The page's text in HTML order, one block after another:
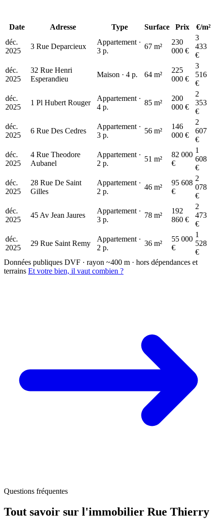
Date Adresse Type Surface Prix
€/m²
déc.
2025
3 Rue Deparcieux
Appartement ·
3 p.
67 m²
230
000 €
3
433
€
déc.
2025
32 Rue Henri
Esperandieu
Maison · 4 p. 64 m²
225
000 €
3
516
€
déc.
2025
1 Pl Hubert Rouger
Appartement ·
4 p.
85 m²
200
000 €
2
353
€
déc.
2025
6 Rue Des Cedres
Appartement ·
3 p.
56 m²
146
000 €
2
607
€
déc.
2025
4 Rue Theodore
Aubanel
Appartement ·
2 p.
51 m²
82 000
€
1
608
€
déc.
2025
28 Rue De Saint
Gilles
Appartement ·
2 p.
46 m²
95 608
€
2
078
€
déc.
2025
45 Av Jean Jaures
Appartement ·
3 p.
78 m²
192
860 €
2
473
€
déc.
2025
29 Rue Saint Remy
Appartement ·
2 p.
36 m²
55 000
€
1
528
€
Données publiques DVF · rayon ~400 m · hors dépendances et
terrains Et votre bien, il vaut combien ?
Questions fréquentes
Tout savoir sur l'immobilier Rue Thierry